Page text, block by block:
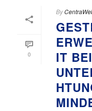
0
By
IT BEI